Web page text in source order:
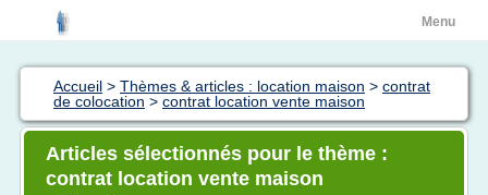
Menu
Accueil > Thèmes & articles : location maison > contrat
de colocation > contrat location vente maison
Articles sélectionnés pour le thème :
contrat location vente maison